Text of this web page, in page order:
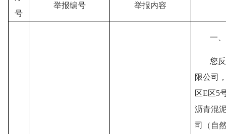
号
举报编号 举报内容
一
您
限公司
区E区5
沥青混
司（自